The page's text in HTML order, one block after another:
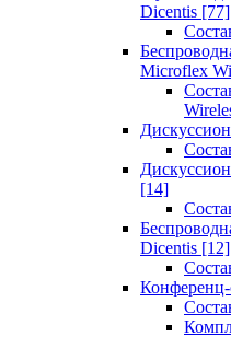
Dicentis [77]
Microflex
[14]
Dicentis [12]